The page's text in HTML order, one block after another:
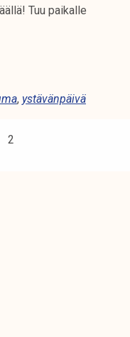
Tuu paikalle
, ystävänpäivä
2